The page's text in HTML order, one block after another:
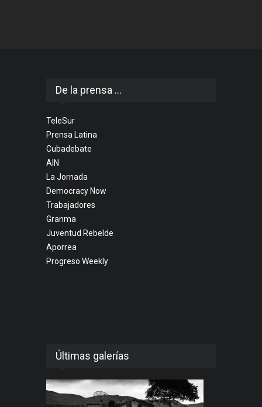
De la prensa ...
TeleSur
Prensa Latina
Cubadebate
AIN
La Jornada
Democracy Now
Trabajadores
Granma
Juventud Rebelde
Aporrea
Progreso Weekly
Últimas galerías